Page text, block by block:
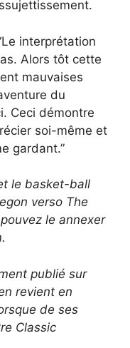
interprétation
Alors tôt cette
mauvaises
du
Ceci démontre
soi-même et
gardant.”
le basket-ball
verso The
le annexer
.
publié sur
revient en
de ses
Classic